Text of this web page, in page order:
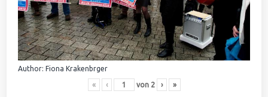
Author: Fiona Krakenbrger
« ‹ von 2 › »